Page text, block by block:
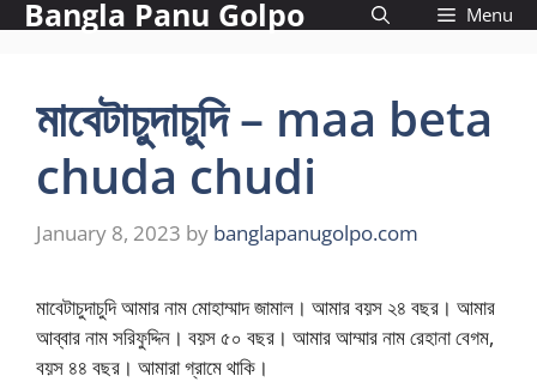
SkipBangla Panu Golpo Menu
মাবেটাচুদাচুদি – maa beta
chuda chudi
January 8, 2023 by banglapanugolpo.com
মাবেটাচুদাচুদি আমার নাম মোহাম্মাদ জামাল। আমার বয়স ২৪ বছর। আমার
আব্বার নাম সরিফুদ্দিন। বয়স ৫০ বছর। আমার আম্মার নাম রেহানা বেগম,
বয়স ৪৪ বছর। আমারা গ্রামে থাকি।